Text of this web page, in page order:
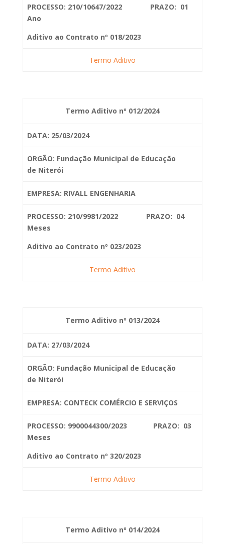
PROCESSO: 210/10647/2022 PRAZO: 01
Ano
Aditivo ao Contrato nº 018/2023
Termo Aditivo
Termo Aditivo nº 012/2024
DATA: 25/03/2024
ORGÃO: Fundação Municipal de Educação
de Niterói
EMPRESA: RIVALL ENGENHARIA
PROCESSO: 210/9981/2022 PRAZO: 04
Meses
Aditivo ao Contrato nº 023/2023
Termo Aditivo
Termo Aditivo nº 013/2024
DATA: 27/03/2024
ORGÃO: Fundação Municipal de Educação
de Niterói
EMPRESA: CONTECK COMÉRCIO E SERVIÇOS
PROCESSO: 9900044300/2023 PRAZO: 03
Meses
Aditivo ao Contrato nº 320/2023
Termo Aditivo
Termo Aditivo nº 014/2024